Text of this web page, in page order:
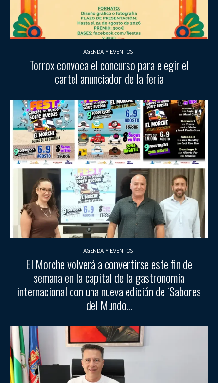
AGENDA Y EVENTOS
Torrox convoca el concurso para elegir el
cartel anunciador de la feria
AGENDA Y EVENTOS
El Morche volverá a convertirse este fin de
semana en la capital de la gastronomía
internacional con una nueva edición de ‘Sabores
del Mundo...